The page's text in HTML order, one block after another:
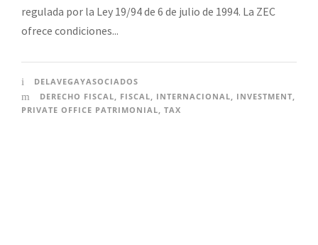
regulada por la Ley 19/94 de 6 de julio de 1994. La ZEC
ofrece condiciones...
DELAVEGAYASOCIADOS
DERECHO FISCAL
FISCAL INTERNACIONAL INVESTMENT
PRIVATE OFFICE PATRIMONIAL TAX